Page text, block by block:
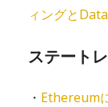
ィングと
ステート
・ Ethereum